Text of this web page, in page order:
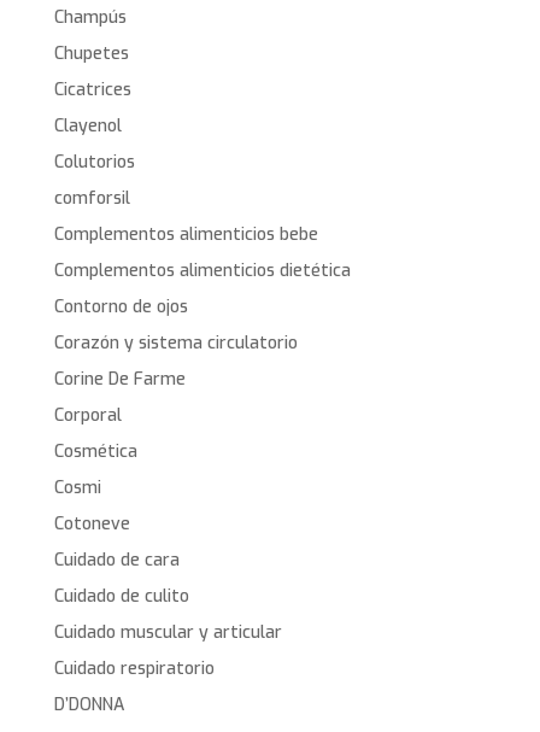
Champús
Chupetes
Cicatrices
Clayenol
Colutorios
comforsil
Complementos alimenticios bebe
Complementos alimenticios dietética
Contorno de ojos
Corazón y sistema circulatorio
Corine De Farme
Corporal
Cosmética
Cosmi
Cotoneve
Cuidado de cara
Cuidado de culito
Cuidado muscular y articular
Cuidado respiratorio
D’DONNA